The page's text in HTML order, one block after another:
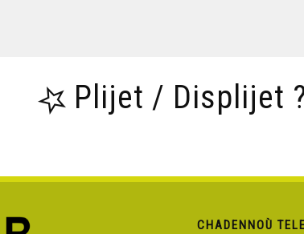
Plijet / Displijet
CHADENNOÙ